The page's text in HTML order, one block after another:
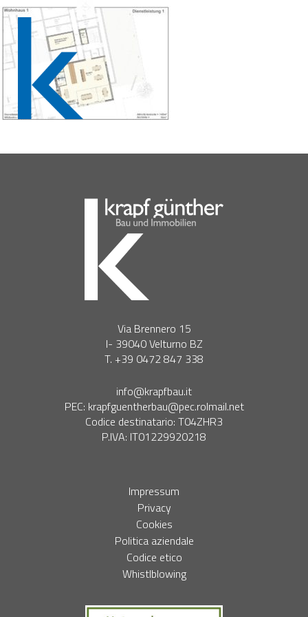
Via Brennero 15
I- 39040 Velturno BZ
T. +39 0472 847 338
info@krapfbau.it
PEC: krapfguentherbau@pec.rolmail.net
Codice destinatario: T04ZHR3
P.IVA: IT01229920218
Impressum
Privacy
Cookies
Politica aziendale
Codice etico
Whistlblowing